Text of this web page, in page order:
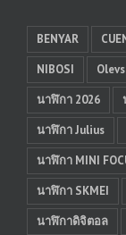
BENYAR
NIBOSI
Olevs
นาฬิกา 2026
นาฬิกา Julius
นาฬิกา MINI
นาฬิกา SKMEI
นาฬิกาดิจิตอล